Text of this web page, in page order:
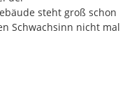
steht groß schon
Schwachsinn nicht mal